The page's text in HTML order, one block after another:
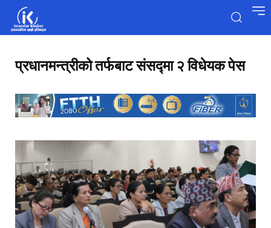
प्रधानमन्त्रीको तर्फबाट संसद्मा २ विधेयक पेस